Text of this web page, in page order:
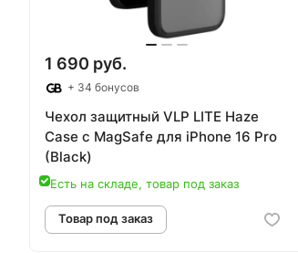
1 690 руб.
+ 34 бонусов
Чехол защитный VLP LITE Haze
Case c MagSafe для iPhone 16 Pro
(Black)
Есть на складе, товар под заказ